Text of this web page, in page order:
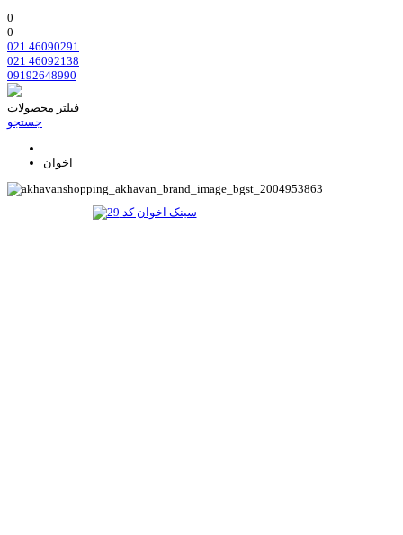
0
0
021 46090291
021 46092138
09192648990
فیلتر محصولات
جستجو
اخوان